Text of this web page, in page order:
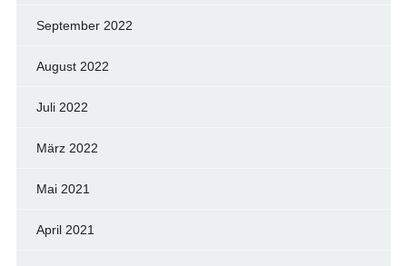
September 2022
August 2022
Juli 2022
März 2022
Mai 2021
April 2021